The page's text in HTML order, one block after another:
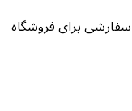
برای فروشگاه